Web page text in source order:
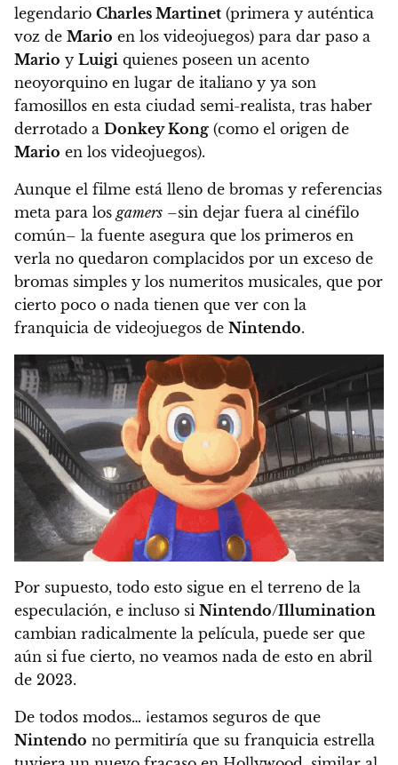
legendario Charles Martinet (primera y auténtica
voz de Mario en los videojuegos) para dar paso a
Mario y Luigi quienes poseen un acento
neoyorquino en lugar de italiano y ya son
famosillos en esta ciudad semi-realista, tras haber
derrotado a Donkey Kong (como el origen de
Mario en los videojuegos).
Aunque el filme está lleno de bromas y referencias
meta para los gamers –sin dejar fuera al cinéfilo
común– la fuente asegura que los primeros en
verla no quedaron complacidos por un exceso de
bromas simples y los numeritos musicales, que por
cierto poco o nada tienen que ver con la
franquicia de videojuegos de Nintendo.
Por supuesto, todo esto sigue en el terreno de la
especulación, e incluso si Nintendo/Illumination
cambian radicalmente la película, puede ser que
aún si fue cierto, no veamos nada de esto en abril
de 2023.
De todos modos… ¡estamos seguros de que
Nintendo no permitiría que su franquicia estrella